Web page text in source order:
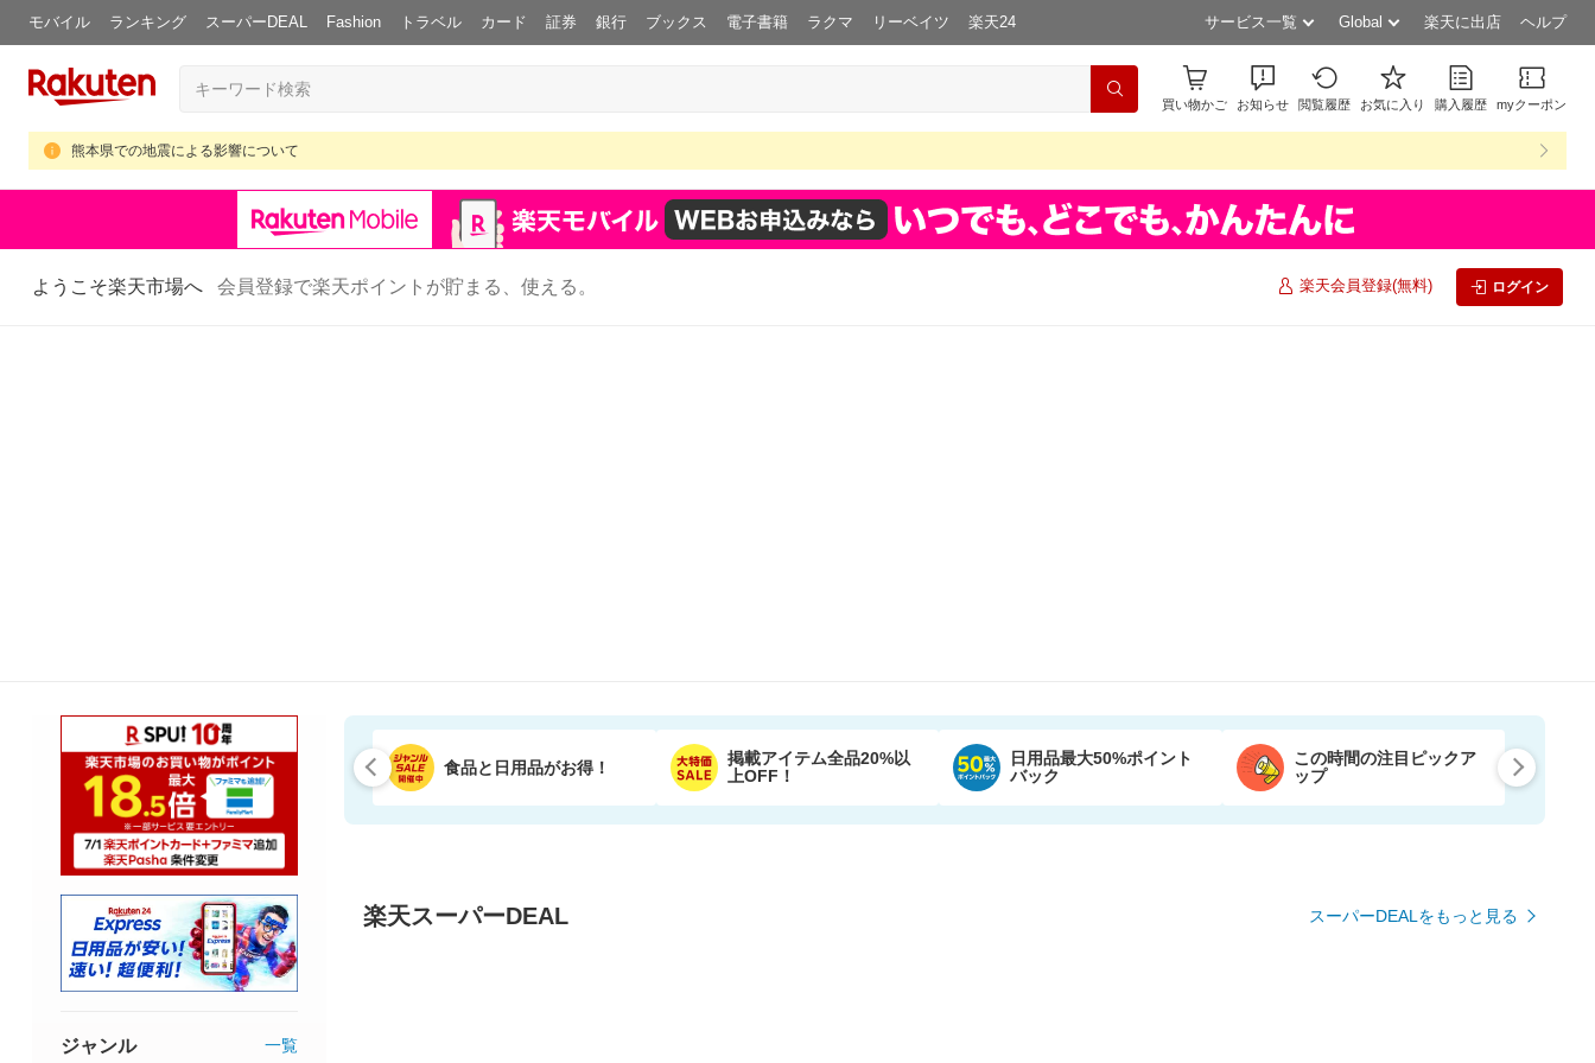
モバイル ランキング スーパーDEAL Fashion トラベル カード 証券 銀行 ブックス 電子書籍 ラクマ リーベイツ 楽天24 サービス一覧 Global 楽天に出店 ヘルプ
買い物かご お知らせ 閲覧履歴 お気に入り 購入履歴 myクーポン
熊本県での地震による影響について
ようこそ楽天市場へ 会員登録で楽天ポイントが貯まる、使える。 楽天会員登録(無料) ログイン
食品と日用品がお得！
掲載アイテム全品20%以
上OFF！
日用品最大50%ポイント
バック
この時間の注目ピックア
ップ
楽天スーパーDEAL スーパーDEALをもっと見る
ジャンル 一覧